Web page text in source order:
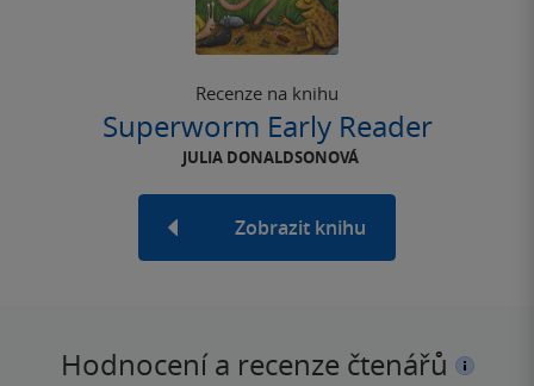
Recenze na knihu
Superworm Early Reader
JULIA DONALDSONOVÁ
Zobrazit knihu
Hodnocení a recenze čtenářů